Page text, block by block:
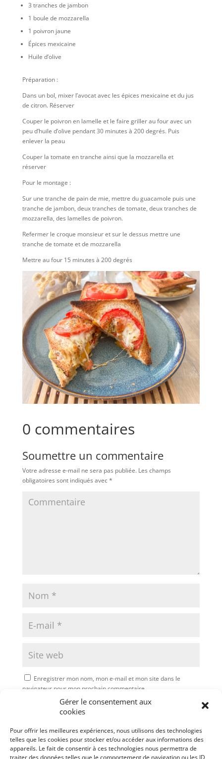
Gérer le consentement aux
cookies
Pour offrir les meilleures expériences, nous utilisons des technologies
telles que les cookies pour stocker et/ou accéder aux informations des
appareils. Le fait de consentir à ces technologies nous permettra de
traiter des données telles que le comportement de navigation ou les ID
3 tranches de jambon
1 boule de mozzarella
1 poivron jaune
Épices mexicaine
Huile d’olive
Préparation :
Dans un bol, mixer l’avocat avec les épices mexicaine et du jus
de citron. Réserver
Couper le poivron en lamelle et le faire griller au four avec un
peu d’huile d’olive pendant 30 minutes à 200 degrés. Puis
enlever la peau
Couper la tomate en tranche ainsi que la mozzarella et
réserver
Pour le montage :
Sur une tranche de pain de mie, mettre du guacamole puis une
tranche de jambon, deux tranches de tomate, deux tranches de
mozzarella, des lamelles de poivron.
Refermer le croque monsieur et sur le dessus mettre une
tranche de tomate et de mozzarella
Mettre au four 15 minutes à 200 degrés
0 commentaires
Soumettre un commentaire
Votre adresse e-mail ne sera pas publiée.Les champs
obligatoires sont indiqués avec*
Enregistrer mon nom, mon e-mail et mon site dans le
navigateur pour mon prochain commentaire.
Soumettre le commentaire